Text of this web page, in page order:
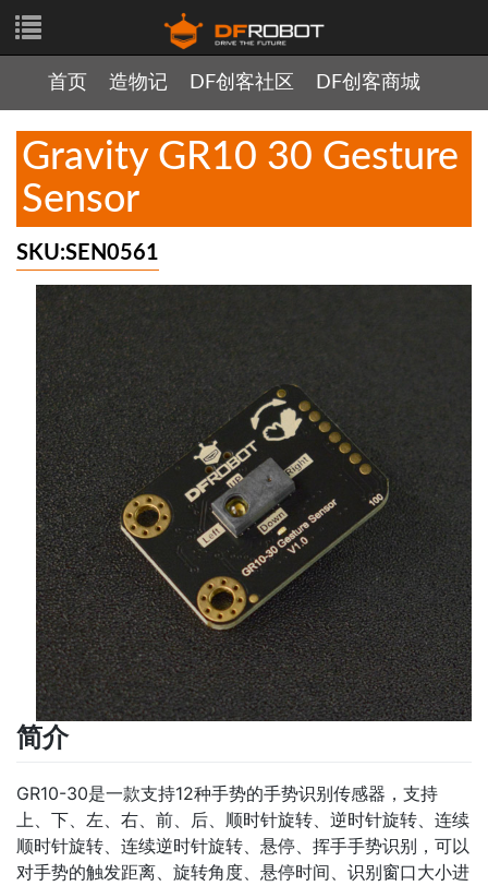
首页 造物记 DF创客社区 DF创客商城
Gravity GR10 30 Gesture
Sensor
SKU:SEN0561
简介
GR10-30是一款支持12种手势的手势识别传感器，支持
上、下、左、右、前、后、顺时针旋转、逆时针旋转、连续
顺时针旋转、连续逆时针旋转、悬停、挥手手势识别，可以
对手势的触发距离、旋转角度、悬停时间、识别窗口大小进